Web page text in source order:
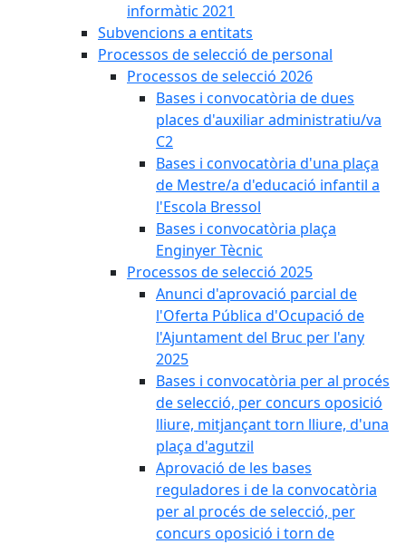
informàtic 2021
Subvencions a entitats
Processos de selecció de personal
Processos de selecció 2026
Bases i convocatòria de dues
places d'auxiliar administratiu/va
C2
Bases i convocatòria d'una plaça
de Mestre/a d'educació infantil a
l'Escola Bressol
Bases i convocatòria plaça
Enginyer Tècnic
Processos de selecció 2025
Anunci d'aprovació parcial de
l'Oferta Pública d'Ocupació de
l'Ajuntament del Bruc per l'any
2025
Bases i convocatòria per al procés
de selecció, per concurs oposició
lliure, mitjançant torn lliure, d'una
plaça d'agutzil
Aprovació de les bases
reguladores i de la convocatòria
per al procés de selecció, per
concurs oposició i torn de